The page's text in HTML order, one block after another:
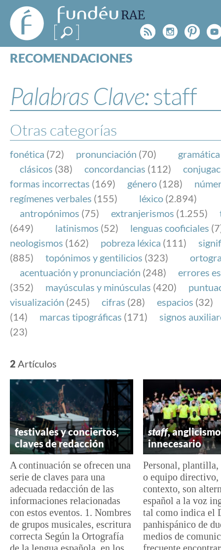
FundéuRAE
- Fundación
del Español
Urgente
Rss
RECOMENDACIONES
ESPECIALES
BLOG
NOTICIAS
SOBRE LA FUNDÉURAE
FundéuRAE es una fundación patrocinada por la
y la Real Academia Española, cuyo objetivo es
el buen uso del español en los medios de
Internet.
Palabras Clave:staff
Otras categorías
fonética (72) pronunciación (70) gramática
clásicos (38) concordancias (112)
formas incorrectas (169) género (128)
regímenes verbales (155) léxico (2.894)
antropónimos (75) extranjerismos (1.255)
(649)
latinismos (52) lenguas cooficiales
neologismos (162) pobreza léxica (111)
(885)
topónimos y gentilicios (323)
acentuación y pronunciación (248)
errores
(352)
mayúsculas y minúsculas (420)
visualización (245) cifras (28) espacios (32)
(14)
marcas tipográficas (171)
signos
(23)
2 Artículos
festivales y conciertos,
claves de redacción
A continuación se ofrecen una
serie de claves para una
adecuada redacción de las
informaciones relacionadas
con estos eventos. 1. Nombres
de grupos musicales, escritura
correcta Según la Ortografía
staff, anglicismo
innecesario
Personal, plantilla,
o equipo directivo,
contexto, son
español a la voz
tal como indica el
panhispánico de
medios de